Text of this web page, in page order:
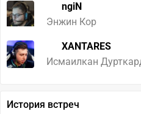
ngiN
Энжин Кор
XANTARES
Исмаилкан
История встреч